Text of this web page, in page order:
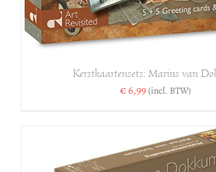
Kerstkaartensets: Marius van
€6,99(incl. BTW)